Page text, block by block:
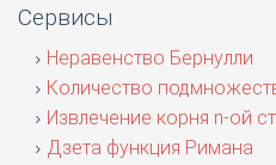
Сервисы
Неравенство Бернулли
Количество
Извлечение корня n-ой
Дзета функция Римана